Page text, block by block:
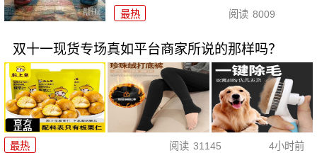
最热 阅读 8009
双十一现货专场真如平台商家所说的那样吗？
最热 阅读 31145 4小时前